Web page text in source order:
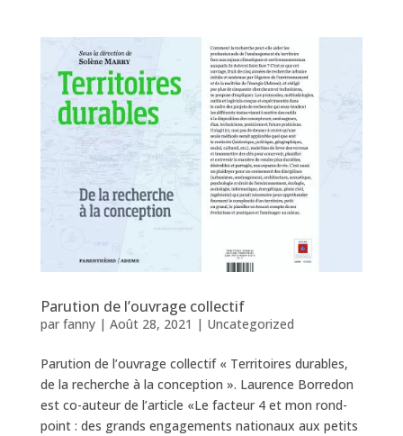
Parution de l’ouvrage collectif
par fanny| Août 28, 2021 | Uncategorized
Parution de l’ouvrage collectif « Territoires durables,
de la recherche à la conception ». Laurence Borredon
est co-auteur de l’article «Le facteur 4 et mon rond-
point : des grands engagements nationaux aux petits